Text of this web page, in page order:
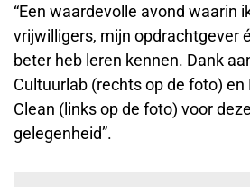
“Een waardevolle avond waarin
vrijwilligers, mijn opdrachtgever
beter heb leren kennen. Dank
Cultuurlab (rechts op de foto) en
Clean (links op de foto) voor
gelegenheid”.